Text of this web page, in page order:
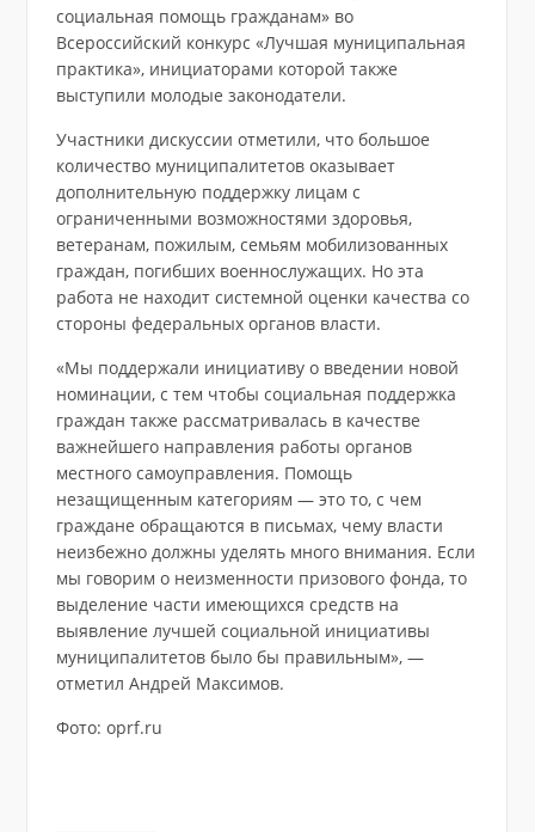
социальная помощь гражданам» во
Всероссийский конкурс «Лучшая муниципальная
практика», инициаторами которой также
выступили молодые законодатели.
Участники дискуссии отметили, что большое
количество муниципалитетов оказывает
дополнительную поддержку лицам с
ограниченными возможностями здоровья,
ветеранам, пожилым, семьям мобилизованных
граждан, погибших военнослужащих. Но эта
работа не находит системной оценки качества со
стороны федеральных органов власти.
«Мы поддержали инициативу о введении новой
номинации, с тем чтобы социальная поддержка
граждан также рассматривалась в качестве
важнейшего направления работы органов
местного самоуправления. Помощь
незащищенным категориям — это то, с чем
граждане обращаются в письмах, чему власти
неизбежно должны уделять много внимания. Если
мы говорим о неизменности призового фонда, то
выделение части имеющихся средств на
выявление лучшей социальной инициативы
муниципалитетов было бы правильным», —
отметил Андрей Максимов.
Фото: oprf.ru